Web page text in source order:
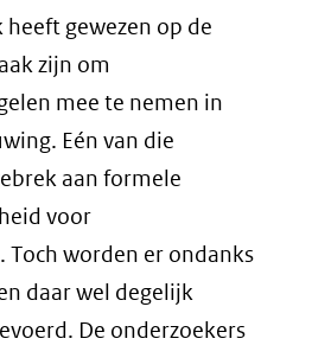
heeft gewezen op de
zijn om
mee te nemen in
Eén van die
aan formele
voor
worden er ondanks
daar wel degelijk
De onderzoekers